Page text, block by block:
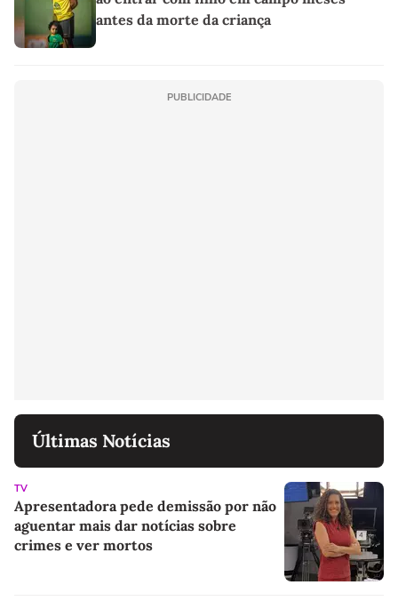
antes da morte da criança
PUBLICIDADE
Últimas Notícias
TV
Apresentadora pede demissão por não
aguentar mais dar notícias sobre
crimes e ver mortos